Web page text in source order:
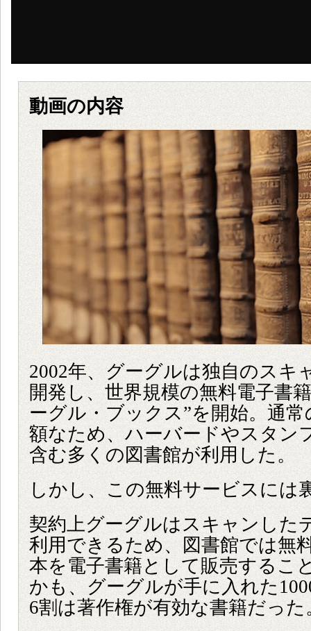
動画の内容
2002年、グーグルは独自のスキ
開発し、世界規模の無料電子書
ーグル・ブックス”を開始。通
額なため、ハーバードやスタン
含む多くの図書館が利用した。
しかし、この無料サービスには
契約上グーグルはスキャンした
利用できるため、図書館では無
本を電子書籍として販売するこ
かも、グーグルが手に入れた
6割は著作権が有効な書籍だった